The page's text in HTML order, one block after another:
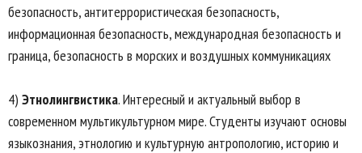
безопасность, антитеррористическая безопасность,
информационная безопасность, международная безопасность и
граница, безопасность в морских и воздушных коммуникациях
4) Этнолингвистика. Интересный и актуальный выбор в
современном мультикультурном мире. Студенты изучают основы
языкознания, этнологию и культурную антропологию, историю и